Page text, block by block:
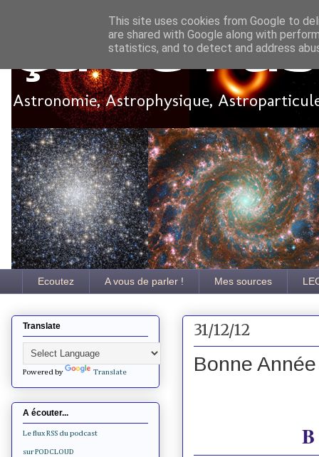
Ça se
Astronomie, Astrophysique,
Ecoutez A vous de parler ! Mes sources
31/12/12
Bonne
Translate
Powered by Translate
A écouter...
Le flux RSS du podcast
sur PODCLOUD
This site uses cookies from Google to
are shared with Google along with
statistics, and to detect and address